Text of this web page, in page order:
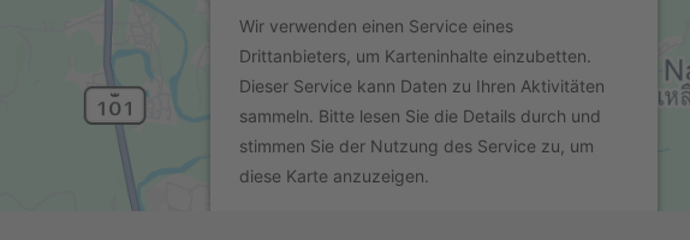
Wir verwenden einen Service eines
Drittanbieters, um Karteninhalte einzubetten.
Dieser Service kann Daten zu Ihren Aktivitäten
sammeln. Bitte lesen Sie die Details durch und
stimmen Sie der Nutzung des Service zu, um
diese Karte anzuzeigen.